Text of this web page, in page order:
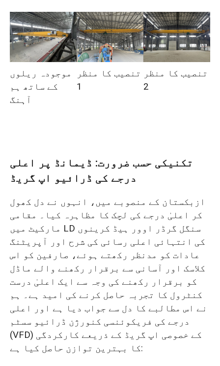
موجودہ ریلوں
کے ساتھ ہم
آہنگ
تنصیب کا منظر
1
تنصیب کا منظر
2
تکنیکی حسب ضرورت: ڈیمانڈ پر اعلی
درجے کی ڈرائیو اپ گریڈ
ازبکستان کے منصوبے میں، انہوں نے دل کھول
کر اعلیٰ درجے کی لچک کا مظاہرہ کیا۔ مقامی
مارکیٹ میں LD سنگل گرڈر اوور ہیڈ کرینوں
کی انتہائی اعلی رسائی کی شرح اور آپریٹنگ
عادات کو مدنظر رکھتے ہوئے، صارفین کو اس
کلاسک اور آسانی سے برقرار رکھنے والے ماڈل
کو برقرار رکھنے کی وجہ سے ایک اعلیٰ درست
کنٹرول کا تجربہ حاصل کرنے کی امید ہے۔ ہم
نے اس مطالبے کا دل سے جواب دیا ہے اور اعلی
درجے کی فریکوئنسی کنورژن ڈرائیو سسٹم
(VFD) کے خصوصی اپ گریڈ کے ذریعے کارکردگی
کا بہترین توازن حاصل کیا ہے: